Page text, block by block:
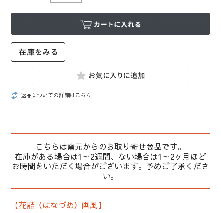
返品についての詳細はこちら
こちらは窯元からのお取り寄せ商品です。
在庫がある場合は1～2週間、ない場合は1～2ヶ月ほど
お時間をいただく場合がございます。予めご了承くださ
い。
【花詰（はなづめ）画風】